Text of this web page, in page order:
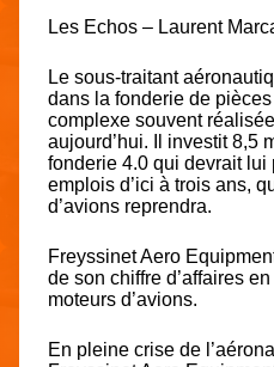
Les Echos – Laurent
Le sous-traitant
dans la fonderie de
complexe souvent
aujourd’hui. Il investit 8,5
fonderie 4.0 qui devrait lui
emplois d’ici à trois ans,
d’avions reprendra.
Freyssinet Aero
de son chiffre d’affaires
moteurs d’avions.
En pleine crise de